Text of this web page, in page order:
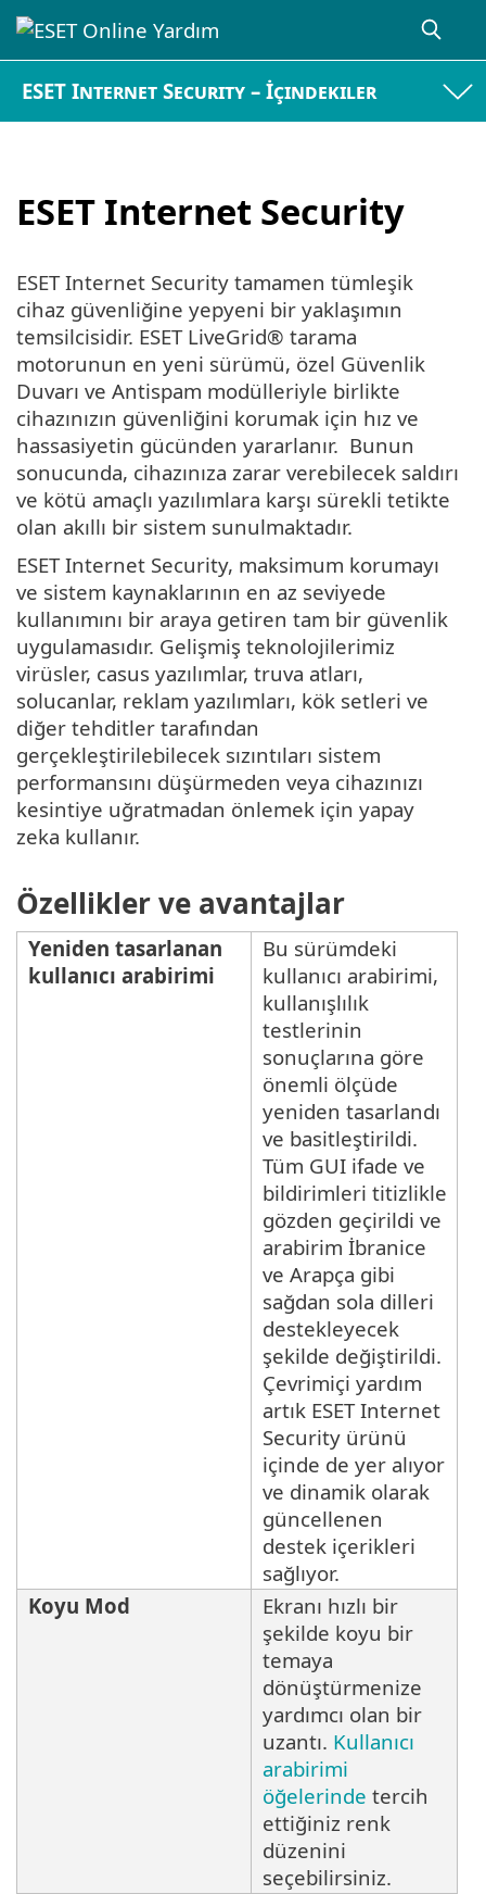
ESET Internet Security – İçindekiler
ESET Internet Security
ESET Internet Security tamamen tümleşik
cihaz güvenliğine yepyeni bir yaklaşımın
temsilcisidir. ESET LiveGrid® tarama
motorunun en yeni sürümü, özel Güvenlik
Duvarı ve Antispam modülleriyle birlikte
cihazınızın güvenliğini korumak için hız ve
hassasiyetin gücünden yararlanır. Bunun
sonucunda, cihazınıza zarar verebilecek saldırı
ve kötü amaçlı yazılımlara karşı sürekli tetikte
olan akıllı bir sistem sunulmaktadır.
ESET Internet Security, maksimum korumayı
ve sistem kaynaklarının en az seviyede
kullanımını bir araya getiren tam bir güvenlik
uygulamasıdır. Gelişmiş teknolojilerimiz
virüsler, casus yazılımlar, truva atları,
solucanlar, reklam yazılımları, kök setleri ve
diğer tehditler tarafından
gerçekleştirilebilecek sızıntıları sistem
performansını düşürmeden veya cihazınızı
kesintiye uğratmadan önlemek için yapay
zeka kullanır.
Özellikler ve avantajlar
Yeniden tasarlanan
kullanıcı arabirimi
Bu sürümdeki
kullanıcı arabirimi,
kullanışlılık
testlerinin
sonuçlarına göre
önemli ölçüde
yeniden tasarlandı
ve basitleştirildi.
Tüm GUI ifade ve
bildirimleri titizlikle
gözden geçirildi ve
arabirim İbranice
ve Arapça gibi
sağdan sola dilleri
destekleyecek
şekilde değiştirildi.
Çevrimiçi yardım
artık ESET Internet
Security ürünü
içinde de yer alıyor
ve dinamik olarak
güncellenen
destek içerikleri
sağlıyor.
Koyu Mod
Ekranı hızlı bir
şekilde koyu bir
temaya
dönüştürmenize
yardımcı olan bir
uzantı. Kullanıcı
arabirimi
öğelerinde tercih
ettiğiniz renk
düzenini
seçebilirsiniz.